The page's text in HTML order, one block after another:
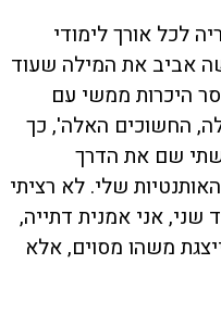
לכל אורך לימודי
אביב את המילה שעוד
היכרות ממשי עם
החשוכים האלה', כך
שם את הדרך
שלי. לא רציתי
שני, אני אמנית דתייה,
משהו מסוים, אלא